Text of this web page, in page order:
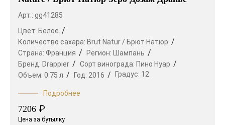
Арт.: gg41285
Цвет: Белое
Количество сахара: Brut Natur / Брют Натюр
Страна: Франция Регион: Шампань
Бренд: Drappier Сорт винограда: Пино Нуар
Объем: 0.75 л Год: 2016 Градус: 12
Подробнее
7206 ₽
Цена за бутылку